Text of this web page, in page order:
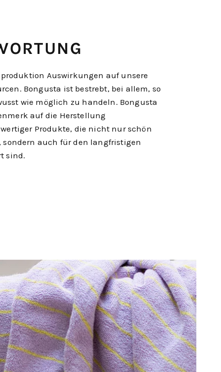
Auswirkungen auf unsere
Bongusta ist bestrebt, bei allem, so
wie möglich zu handeln. Bongusta
auf die Herstellung
Produkte, die nicht nur schön
auch für den langfristigen
sind.